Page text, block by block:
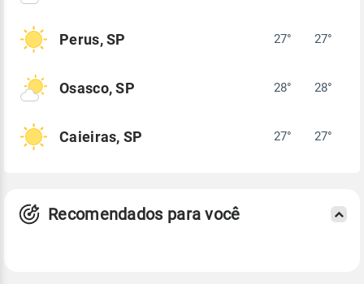
Perus, SP 27° 27°
Osasco, SP 28° 28°
Caieiras, SP 27° 27°
Recomendados para você